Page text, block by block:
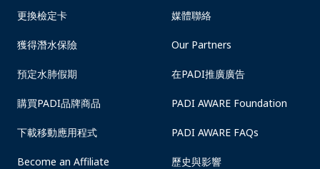
更換檢定卡
獲得潛水保險
預定水肺假期
購買PADI品牌商品
下載移動應用程式
Become an Affiliate
媒體聯絡
Our Partners
在PADI推廣廣告
PADI AWARE Foundation
PADI AWARE FAQs
歷史與影響